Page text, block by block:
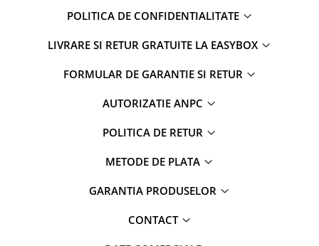
POLITICA DE CONFIDENTIALITATE
LIVRARE SI RETUR GRATUITE LA EASYBOX
FORMULAR DE GARANTIE SI RETUR
AUTORIZATIE ANPC
POLITICA DE RETUR
METODE DE PLATA
GARANTIA PRODUSELOR
CONTACT